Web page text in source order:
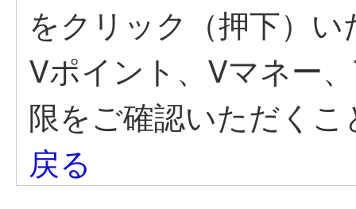
をクリック（押下）
Vポイント、Vマネー
限をご確認いただく
戻る